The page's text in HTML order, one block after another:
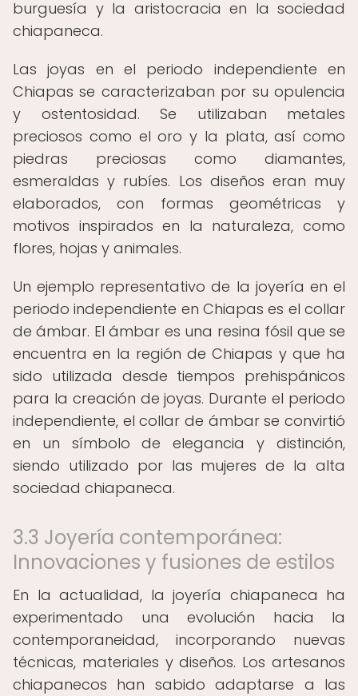
burguesía y la aristocracia en la sociedad
chiapaneca.
Las joyas en el periodo independiente en
Chiapas se caracterizaban por su opulencia
y ostentosidad. Se utilizaban metales
preciosos como el oro y la plata, así como
piedras preciosas como diamantes,
esmeraldas y rubíes. Los diseños eran muy
elaborados, con formas geométricas y
motivos inspirados en la naturaleza, como
flores, hojas y animales.
Un ejemplo representativo de la joyería en el
periodo independiente en Chiapas es el collar
de ámbar. El ámbar es una resina fósil que se
encuentra en la región de Chiapas y que ha
sido utilizada desde tiempos prehispánicos
para la creación de joyas. Durante el periodo
independiente, el collar de ámbar se convirtió
en un símbolo de elegancia y distinción,
siendo utilizado por las mujeres de la alta
sociedad chiapaneca.
3.3 Joyería contemporánea:
Innovaciones y fusiones de estilos
En la actualidad, la joyería chiapaneca ha
experimentado una evolución hacia la
contemporaneidad, incorporando nuevas
técnicas, materiales y diseños. Los artesanos
chiapanecos han sabido adaptarse a las